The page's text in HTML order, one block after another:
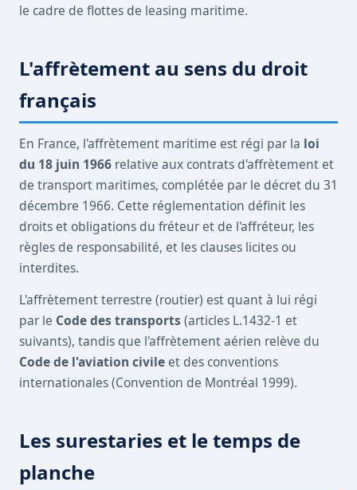
le cadre de flottes de leasing maritime.
L'affrètement au sens du droit
français
En France, l'affrètement maritime est régi par la loi
du 18 juin 1966 relative aux contrats d'affrètement et
de transport maritimes, complétée par le décret du 31
décembre 1966. Cette réglementation définit les
droits et obligations du fréteur et de l'affréteur, les
règles de responsabilité, et les clauses licites ou
interdites.
L'affrètement terrestre (routier) est quant à lui régi
par le Code des transports (articles L.1432-1 et
suivants), tandis que l'affrètement aérien relève du
Code de l'aviation civile et des conventions
internationales (Convention de Montréal 1999).
Les surestaries et le temps de
planche